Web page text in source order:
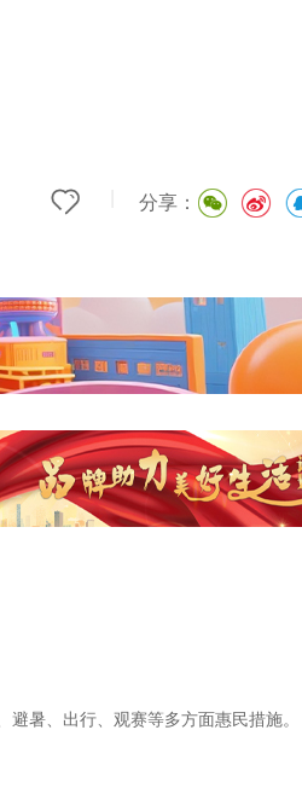
分享：
暑、出行、观赛等多方面惠民措施。